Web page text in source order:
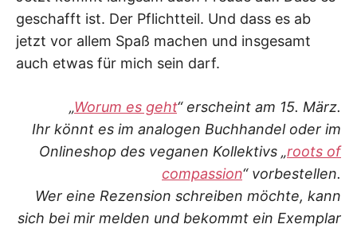
geschafft ist. Der Pflichtteil. Und dass es ab
jetzt vor allem Spaß machen und insgesamt
auch etwas für mich sein darf.
„Worum es geht“ erscheint am 15. März.
Ihr könnt es im analogen Buchhandel oder im
Onlineshop des veganen Kollektivs „roots of
compassion“ vorbestellen.
Wer eine Rezension schreiben möchte, kann
sich bei mir melden und bekommt ein Exemplar